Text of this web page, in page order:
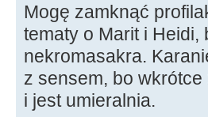
Mogę zamknąć
tematy o Marit i
nekromasakra.
z sensem, bo
i jest umieralnia.